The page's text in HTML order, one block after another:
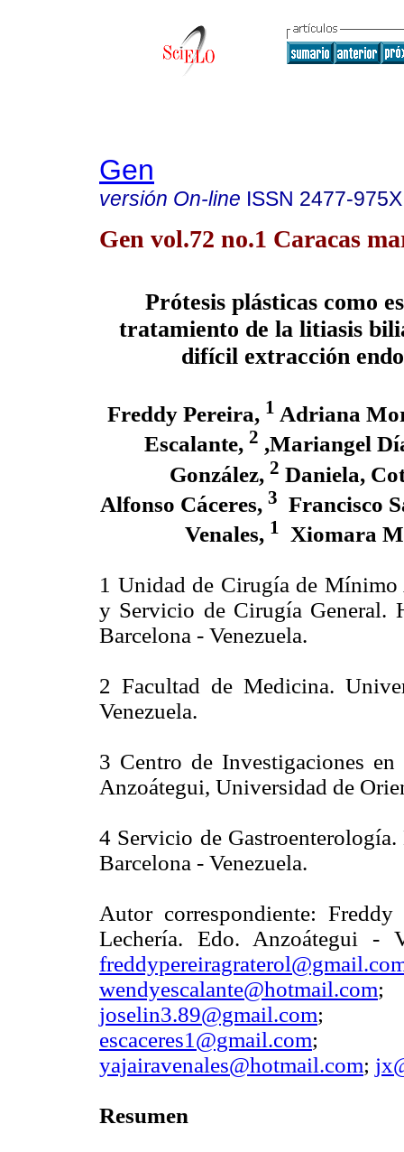
Gen
versión On-line ISSN 2477-975X
Gen vol.72 no.1 Caracas
Prótesis plásticas como
tratamiento de la litiasis
difícil extracción
Freddy Pereira, 1 Adriana
Escalante, 2 ,Mariangel
González, 2 Daniela,
Alfonso Cáceres, 3 Francisco
Venales, 1 Xiomara
1 Unidad de Cirugía de
y Servicio de Cirugía General.
Barcelona - Venezuela.
2 Facultad de Medicina.
Venezuela.
3 Centro de Investigaciones
Anzoátegui, Universidad de
4 Servicio de
Barcelona - Venezuela.
Autor correspondiente:
Lechería. Edo. Anzoátegui -
wendyescalante@hotmail.com
joselin3.89@gmail.com
escaceres1@gmail.com
yajairavenales@hotmail.com;
Resumen